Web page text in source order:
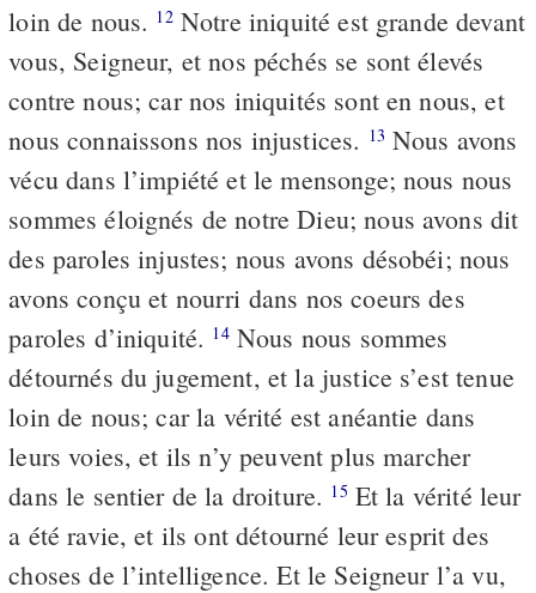
loin de nous. 12Notre iniquité est grande devant
vous, Seigneur, et nos péchés se sont élevés
contre nous; car nos iniquités sont en nous, et
nous connaissons nos injustices. 13 Nous avons
vécu dans l’impiété et le mensonge; nous nous
sommes éloignés de notre Dieu; nous avons dit
des paroles injustes; nous avons désobéi; nous
avons conçu et nourri dans nos coeurs des
paroles d’iniquité. 14Nous nous sommes
détournés du jugement, et la justice s’est tenue
loin de nous; car la vérité est anéantie dans
leurs voies, et ils n’y peuvent plus marcher
dans le sentier de la droiture. 15 Et la vérité leur
a été ravie, et ils ont détourné leur esprit des
choses de l’intelligence. Et le Seigneur l’a vu,